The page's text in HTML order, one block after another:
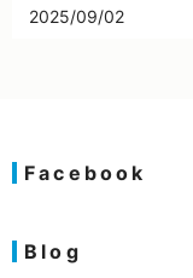
2025/09/02
Facebook
Blog